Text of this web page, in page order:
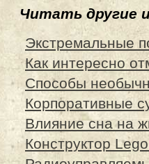
Читать другие
Экстремальные
Как интересно
Способы
Корпоративные
Влияние сна на
Конструктор